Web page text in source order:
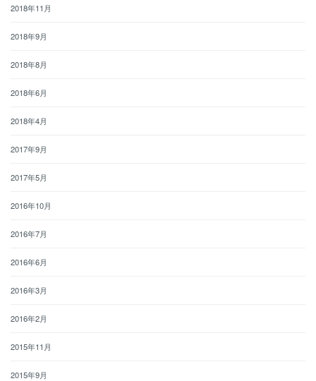
2018年11月
2018年9月
2018年8月
2018年6月
2018年4月
2017年9月
2017年5月
2016年10月
2016年7月
2016年6月
2016年3月
2016年2月
2015年11月
2015年9月